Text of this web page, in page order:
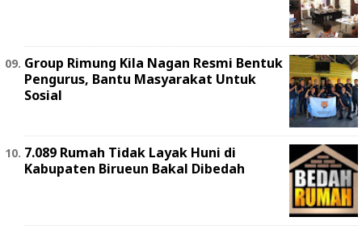
Group Rimung Kila Nagan Resmi Bentuk
Pengurus, Bantu Masyarakat Untuk
Sosial
7.089 Rumah Tidak Layak Huni di
Kabupaten Birueun Bakal Dibedah